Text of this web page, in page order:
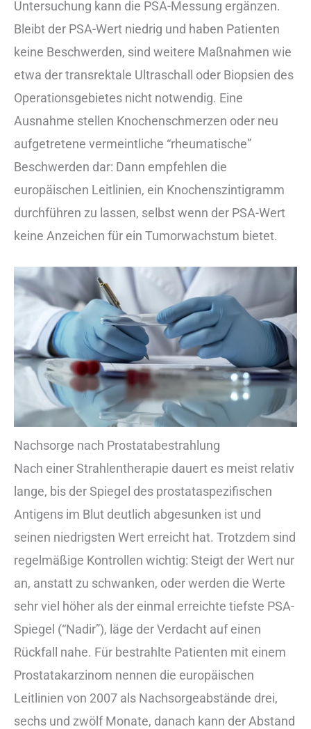
Untersuchung kann die PSA-Messung ergänzen.
Bleibt der PSA-Wert niedrig und haben Patienten
keine Beschwerden, sind weitere Maßnahmen wie
etwa der transrektale Ultraschall oder Biopsien des
Operationsgebietes nicht notwendig. Eine
Ausnahme stellen Knochenschmerzen oder neu
aufgetretene vermeintliche “rheumatische”
Beschwerden dar: Dann empfehlen die
europäischen Leitlinien, ein Knochenszintigramm
durchführen zu lassen, selbst wenn der PSA-Wert
keine Anzeichen für ein Tumorwachstum bietet.
Nachsorge nach Prostatabestrahlung
Nach einer Strahlentherapie dauert es meist relativ
lange, bis der Spiegel des prostataspezifischen
Antigens im Blut deutlich abgesunken ist und
seinen niedrigsten Wert erreicht hat. Trotzdem sind
regelmäßige Kontrollen wichtig: Steigt der Wert nur
an, anstatt zu schwanken, oder werden die Werte
sehr viel höher als der einmal erreichte tiefste PSA-
Spiegel (“Nadir”), läge der Verdacht auf einen
Rückfall nahe. Für bestrahlte Patienten mit einem
Prostatakarzinom nennen die europäischen
Leitlinien von 2007 als Nachsorgeabstände drei,
sechs und zwölf Monate, danach kann der Abstand